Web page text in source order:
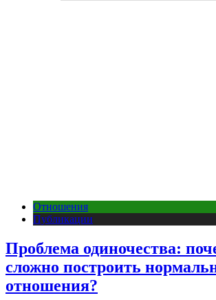
Отношения
Публикации
Проблема одиночества:
сложно построить
отношения?